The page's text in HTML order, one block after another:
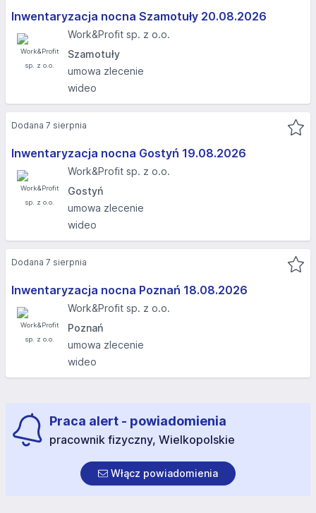
Inwentaryzacja nocna Szamotuły 20.08.2026​
Work&Profit sp. z o.o.
Szamotuły
umowa zlecenie
wideo
Inwentaryzacja nocna Gostyń 19.08.2026​
Work&Profit sp. z o.o.
Gostyń
umowa zlecenie
wideo
Dodana 7 sierpnia
Inwentaryzacja nocna Poznań 18.08.2026​
Work&Profit sp. z o.o.
Poznań
umowa zlecenie
wideo
Dodana 7 sierpnia
Praca alert - powiadomienia
pracownik fizyczny, Wielkopolskie
Włącz powiadomienia